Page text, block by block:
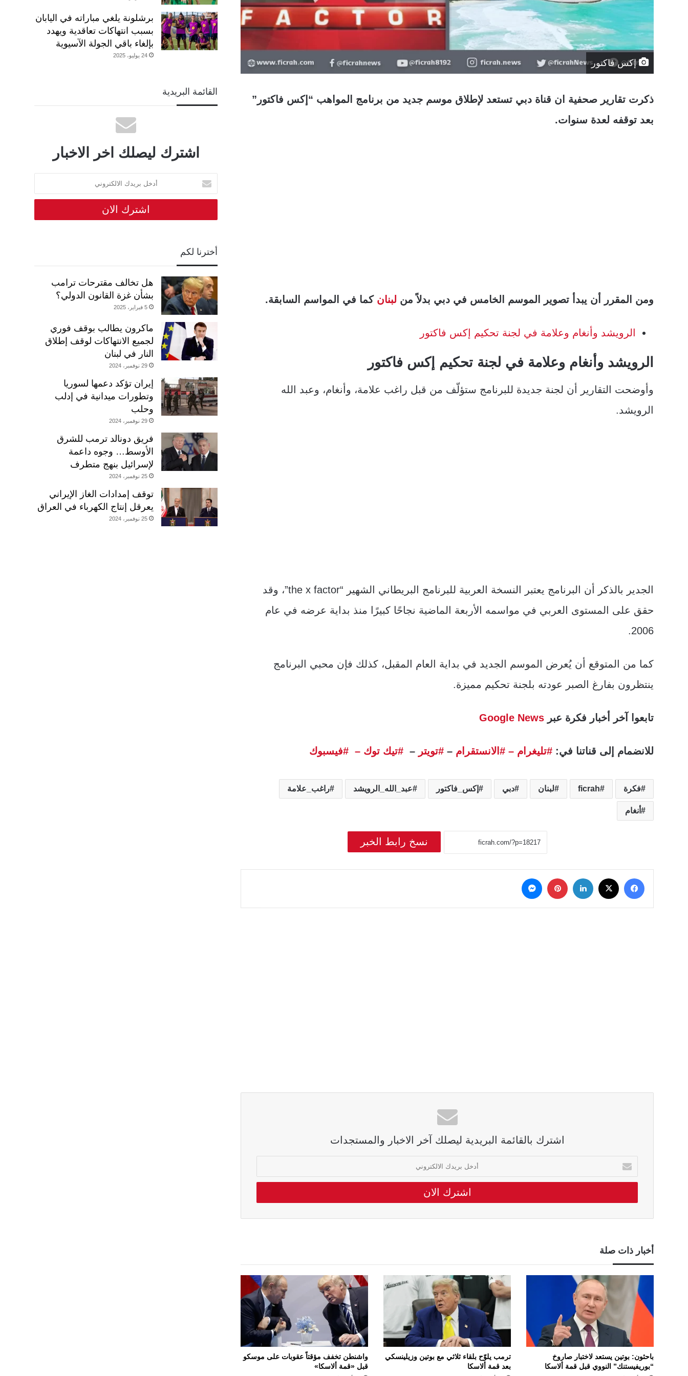
إكس فاكتور
ذكرت تقارير صحفية ان قناة دبي تستعد لإطلاق موسم جديد من برنامج المواهب “إكس فاكتور”
بعد توقفه لعدة سنوات.
ومن المقرر أن يبدأ تصوير الموسم الخامس في دبي بدلاً من لبنانكما في المواسم السابقة.
الرويشد وأنغام وعلامة في لجنة تحكيم إكس فاكتور
الرويشد وأنغام وعلامة في لجنة تحكيم إكس فاكتور
وأوضحت التقارير أن لجنة جديدة للبرنامج ستؤلّف من قبل راغب علامة، وأنغام، وعبد الله
الرويشد.
الجدير بالذكر أن البرنامج يعتبر النسخة العربية للبرنامج البريطاني الشهير “the x factor”، وقد
حقق على المستوى العربي في مواسمه الأربعة الماضية نجاحًا كبيرًا منذ بداية عرضه في عام
2006.
كما من المتوقع أن يُعرض الموسم الجديد في بداية العام المقبل، كذلك فإن محبي البرنامج
ينتظرون بفارغ الصبر عودته بلجنة تحكيم مميزة.
تابعوا آخر أخبار فكرة عبر Google News
للانضمام إلى قناتنا في: #تليغرام – #الانستقرام – #تويتر – #تيك توك – #فيسبوك
فكرة ficrah لبنان دبي إكس_فاكتور عبد_الله_الرويشد راغب_علامة
أنغام
نسخ رابط الخبر
فيسبوك لينكدإن بينتيريست
اشترك بالقائمة البريدية ليصلك آخر الاخبار والمستجدات
أدخل
بريدك
الالكتروني
أخبار ذات صلة
باحثون: بوتين يستعد لاختبار صاروخ
“بوريفيستنك” النووي قبل قمة ألاسكا
ترمب يلوّح بلقاء ثلاثي مع بوتين وزيلينسكي
بعد قمة ألاسكا
واشنطن تخفف مؤقتاً عقوبات على موسكو
قبل «قمة ألاسكا»
برشلونة يلغي مباراته في اليابان
بسبب انتهاكات تعاقدية ويهدد
بإلغاء باقي الجولة الآسيوية
24 يوليو، 2025
القائمة البريدية
اشترك ليصلك اخر الاخبار
أدخل
بريدك
الالكتروني
أخترنا لكم
هل تخالف مقترحات ترامب
بشأن غزة القانون الدولي؟
5 فبراير، 2025
ماكرون يطالب بوقف فوري
لجميع الانتهاكات لوقف إطلاق
النار في لبنان
29 نوفمبر، 2024
إيران تؤكد دعمها لسوريا
وتطورات ميدانية في إدلب
وحلب
29 نوفمبر، 2024
فريق دونالد ترمب للشرق
الأوسط… وجوه داعمة
لإسرائيل بنهج متطرف
25 نوفمبر، 2024
توقف إمدادات الغاز الإيراني
يعرقل إنتاج الكهرباء في العراق
25 نوفمبر، 2024